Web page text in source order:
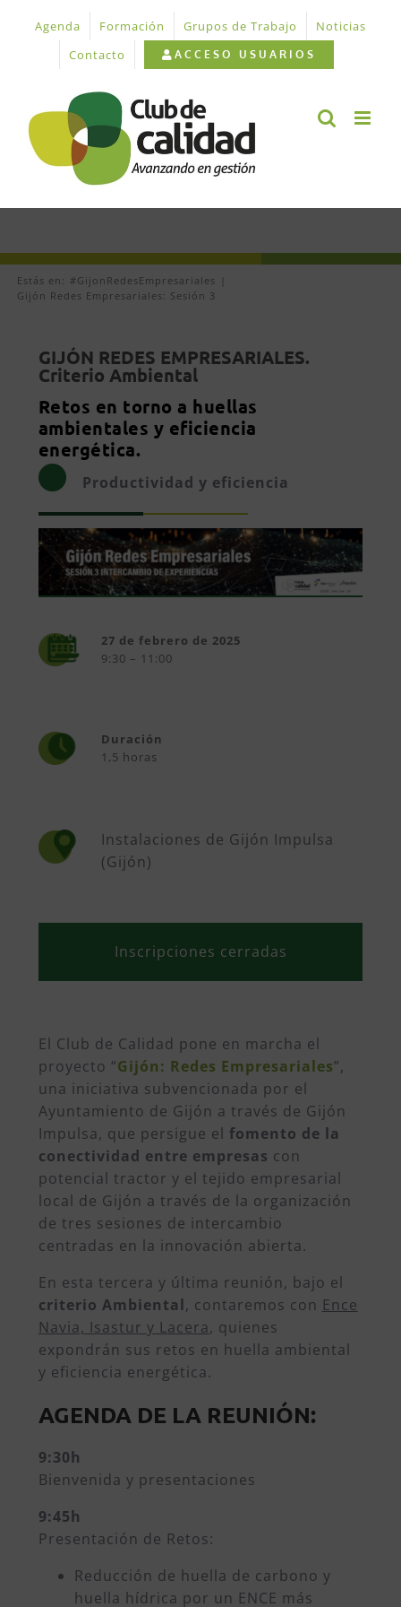
contenido
Agenda Formación Grupos de Trabajo
Noticias
Contacto
ACCESO USUARIOS
Estás en: #GijonRedesEmpresariales
Gijón Redes Empresariales: Sesión 3
GIJÓN REDES EMPRESARIALES.
Criterio Ambiental
Retos en torno a huellas
ambientales y eficiencia
energética.
Productividad y eficiencia
27 de febrero de 2025
9:30 – 11:00
Duración
1,5 horas
Instalaciones de Gijón Impulsa
(Gijón)
Inscripciones cerradas
El Club de Calidad pone en marcha el
proyecto “Gijón: Redes Empresariales”,
una iniciativa subvencionada por el
Ayuntamiento de Gijón a través de Gijón
Impulsa, que persigue el fomento de la
conectividad entre empresas con
potencial tractor y el tejido empresarial
local de Gijón a través de la organización
de tres sesiones de intercambio
centradas en la innovación abierta.
En esta tercera y última reunión, bajo el
criterio Ambiental, contaremos con Ence
Navia, Isastur y Lacera, quienes
expondrán sus retos en huella ambiental
y eficiencia energética.
AGENDA DE LA REUNIÓN:
9:30h
Bienvenida y presentaciones
9:45h
Presentación de Retos:
Reducción de huella de carbono y
huella hídrica por un ENCE más